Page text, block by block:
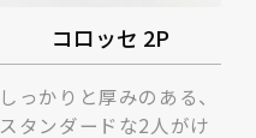
コロッセ 2P
しっかりと厚みのある、
スタンダードな2人がけ